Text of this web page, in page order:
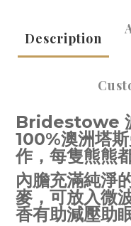
Description
Bridestowe
100%澳洲塔
作，每隻熊熊
內膽充滿純淨
麥，可放入微
香有助減壓助